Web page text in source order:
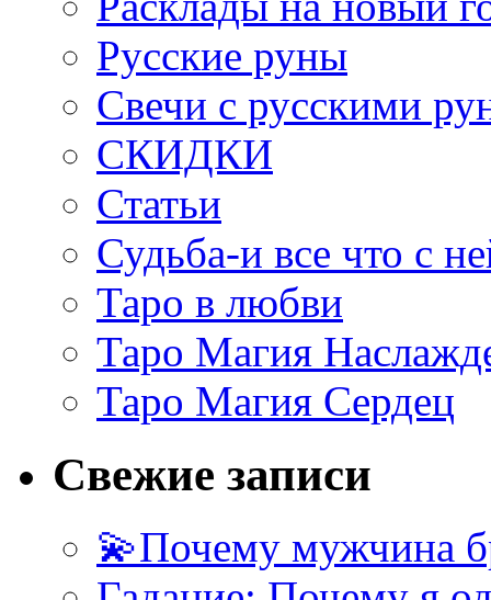
Русские руны
Свечи с русскими
СКИДКИ
Статьи
Судьба-и все что с
Таро в любви
Таро Магия
Таро Магия Сердец
Свежие записи
💫Почему мужчина